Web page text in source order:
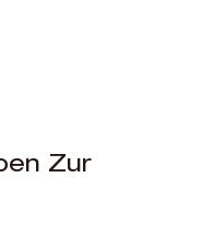
Zur